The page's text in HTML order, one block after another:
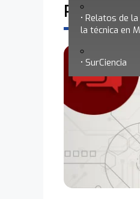
Relatos de la
la técnica en
SurCiencia
Premio